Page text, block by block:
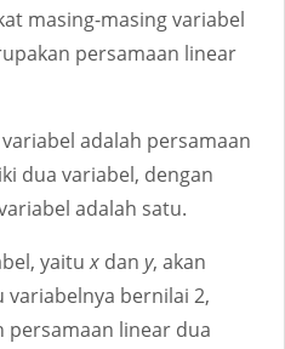
masing-masing variabel
persamaan linear
adalah persamaan
dua variabel, dengan
adalah satu.
yaitux dan y, akan
bernilai 2,
persamaan linear dua